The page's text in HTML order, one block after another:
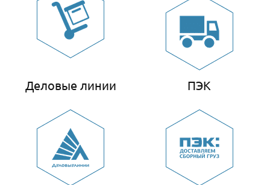
Деловые линии ПЭК